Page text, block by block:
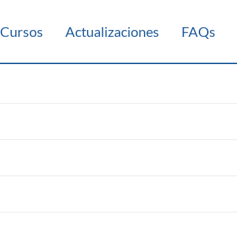
Cursos Actualizaciones FAQs